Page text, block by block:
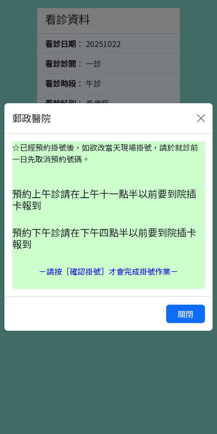
看診資料
看診日期 ： 20251022
看診診間 ： 一診
看診時段 ： 午診
看診科別： 黃偉程
看診醫師
個人資料 初診請按這裡
確認掛號 上一頁
郵政醫院
☆已經預約掛號後，如欲改當天現場掛號，請於就診前
一日先取消預約號碼。
預約上午診請在上午十一點半以前要到院插
卡報到
預約下午診請在下午四點半以前要到院插卡
報到
－請按［確認掛號］才會完成掛號作業－
關閉